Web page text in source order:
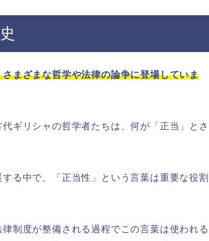
まざまな哲学や法律の論争に登場していま
ギリシャの哲学者たちは、何が「正当」とさ
る中で、「正当性」という言葉は重要な役割
制度が整備される過程でこの言葉は使われる